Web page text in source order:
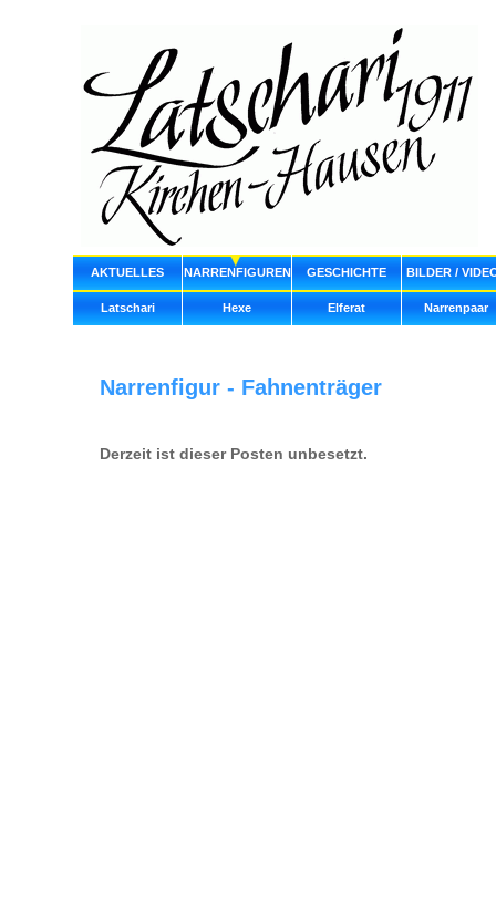
AKTUELLES NARRENFIGUREN GESCHICHTE BILDER /
Latschari Hexe Elferat Narrenpaar
Narrenfigur - Fahnenträger
Derzeit ist dieser Posten unbesetzt.